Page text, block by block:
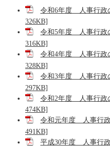
令和6年度 人事行政
326KB]
令和5年度 人事行政
316KB]
令和4年度 人事行政
328KB]
令和3年度 人事行政
297KB]
令和2年度 人事行政
474KB]
令和元年度 人事行
491KB]
平成30年度 人事行